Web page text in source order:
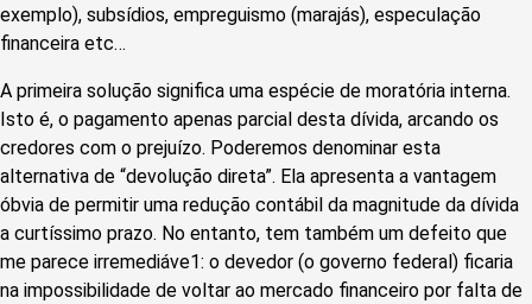
exemplo), subsídios, empreguismo (marajás), especulação
financeira etc…
A primeira solução significa uma espécie de moratória interna.
Isto é, o pagamento apenas parcial desta dívida, arcando os
credores com o prejuízo. Poderemos denominar esta
alternativa de “devolução direta”. Ela apresenta a vantagem
óbvia de permitir uma redução contábil da magnitude da dívida
a curtíssimo prazo. No entanto, tem também um defeito que
me parece irremediáve1: o devedor (o governo federal) ficaria
na impossibilidade de voltar ao mercado financeiro por falta de